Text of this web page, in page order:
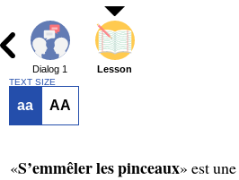
Dialog 1 Lesson
TEXT SIZE
aa AA
«S’emmêler les pinceaux» est une